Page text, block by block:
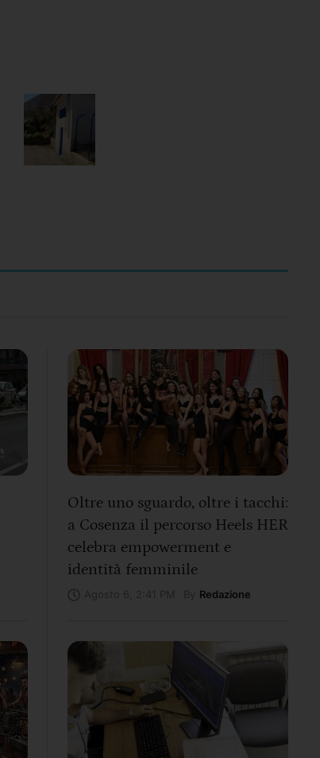
Oltre uno sguardo, oltre i tacchi:
a Cosenza il percorso Heels HER
celebra empowerment e
identità femminile
Redazione